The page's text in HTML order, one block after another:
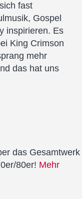
fast
Gospel
inspirieren. Es
King Crimson
mehr
das hat uns
das Gesamtwerk
80er! Mehr